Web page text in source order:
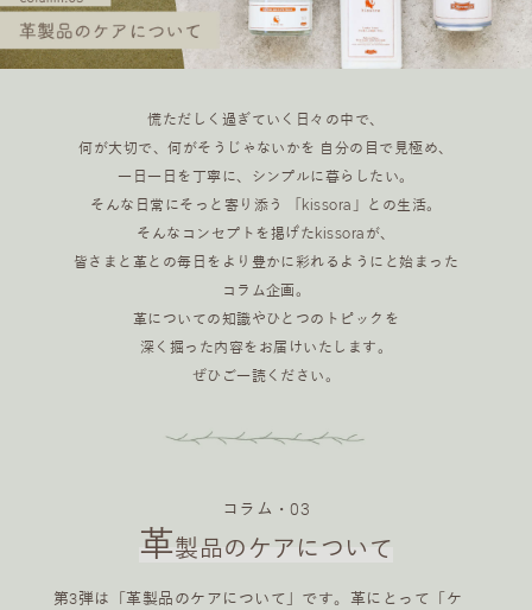
慌ただしく過ぎていく日々の中で、
何が大切で、何がそうじゃないかを 自分の目で見極め、
一日一日を丁寧に、シンプルに暮らしたい。
そんな日常にそっと寄り添う 「kissora」との生活。
そんなコンセプトを掲げたkissoraが、
皆さまと革との毎日をより豊かに彩れるようにと始まった
コラム企画。
革についての知識やひとつのトピックを
深く掘った内容をお届けいたします。
ぜひご一読ください。
コラム・03
革製品のケアについて
第3弾は「革製品のケアについて」です。革にとって「ケ